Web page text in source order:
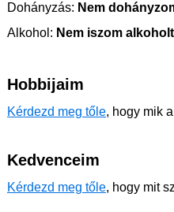
Dohányzás: Nem
Alkohol: Nem iszom alkoholt
Hobbijaim
Kérdezd meg tőle, hogy mik
Kedvenceim
Kérdezd meg tőle, hogy mit